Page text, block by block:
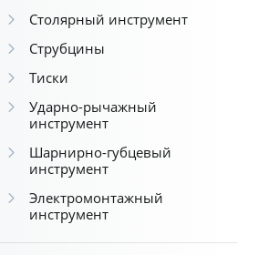
Столярный инструмент
Струбцины
Тиски
Ударно-рычажный
инструмент
Шарнирно-губцевый
инструмент
Электромонтажный
инструмент